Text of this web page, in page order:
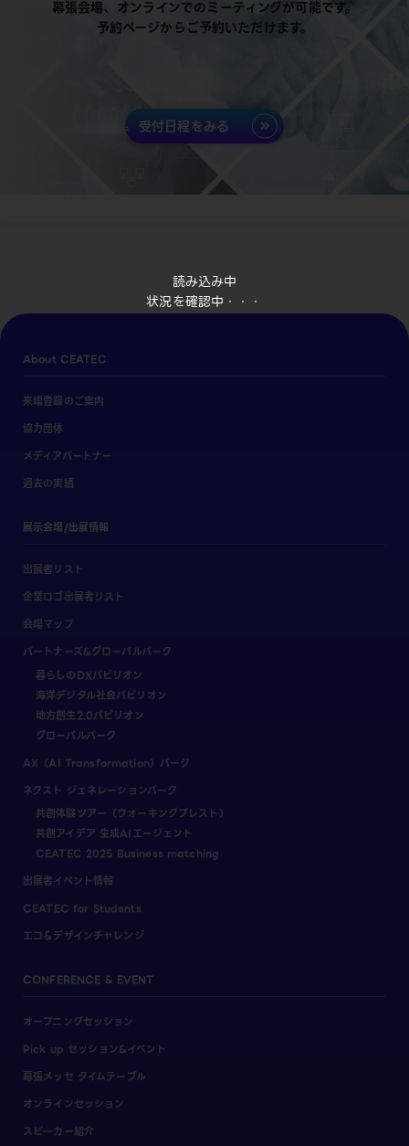
読み込み中
状況を確認中・・・
幕張会場、オンラインでのミーティングが可能です。
予約ページからご予約いただけます。
受付日程をみる
About CEATEC
来場登録のご案内
協力団体
メディアパートナー
過去の実績
展示会場/出展情報
出展者リスト
企業ロゴ出展者リスト
会場マップ
パートナーズ&グローバルパーク
暮らしのDXパビリオン
海洋デジタル社会パビリオン
地方創生2.0パビリオン
グローバルパーク
AX（AI Transformation）パーク
ネクスト ジェネレーションパーク
共創体験ツアー（ウォーキングブレスト）
共創アイデア 生成AIエージェント
CEATEC 2025 Business matching
出展者イベント情報
CEATEC for Students
エコ＆デザインチャレンジ
CONFERENCE & EVENT
オープニングセッション
Pick up セッション&イベント
幕張メッセ タイムテーブル
オンラインセッション
スピーカー紹介